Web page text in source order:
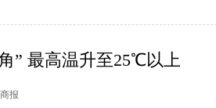
” 最高温升至25℃以上
报